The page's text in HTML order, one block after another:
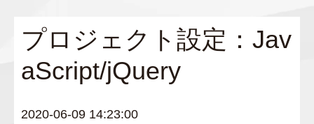
プロジェクト設定：Jav
aScript/jQuery
2020-06-09 14:23:00